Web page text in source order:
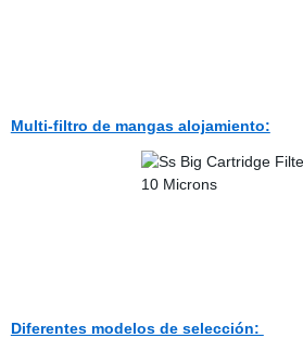
Multi-filtro de mangas alojamiento:
Diferentes modelos de selección: